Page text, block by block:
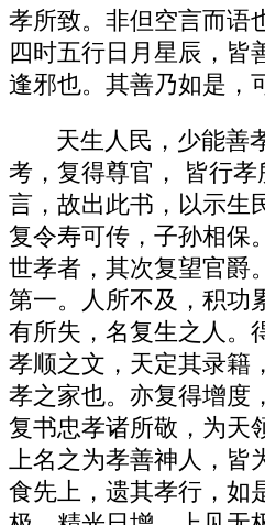
孝所致。非但空言而语
四时五行日月星辰，皆
逢邪也。其善乃如是，
天生人民，少能善
考，复得尊官， 皆行孝
言，故出此书，以示生
复令寿可传，子孙相保
世孝者，其次复望官爵
第一。人所不及，积功
有所失，名复生之人。
孝顺之文，天定其录籍
孝之家也。亦复得增度
复书忠孝诸所敬，为天
上名之为孝善神人，皆
食先上，遗其孝行，如